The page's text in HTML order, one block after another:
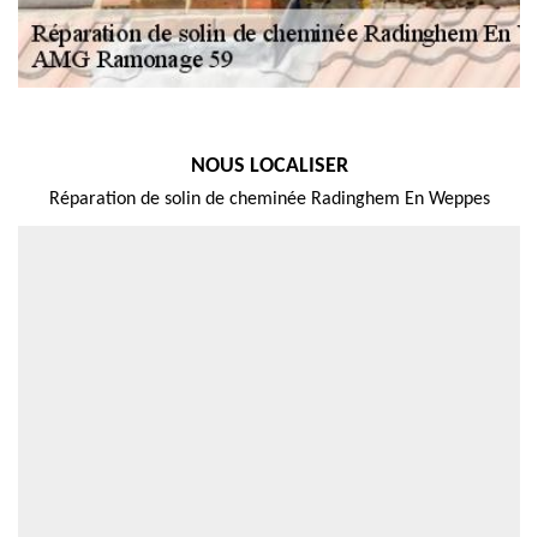
NOUS LOCALISER
Réparation de solin de cheminée Radinghem En Weppes